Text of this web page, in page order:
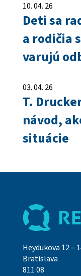
10. 04. 26
Deti sa
a rodičia
varujú
03. 04. 26
T.
návod,
situácie
Heydukova 12 –
Bratislava
811 08